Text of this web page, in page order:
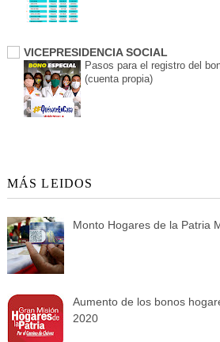
VICEPRESIDENCIA SOCIAL
Pasos para el registro del
(cuenta propia)
MÁS LEIDOS
Monto Hogares de la Patria
Aumento de los bonos
2020